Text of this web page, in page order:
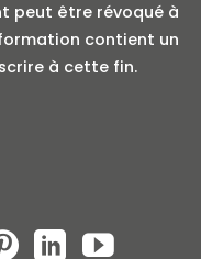
peut être révoqué à
contient un
à cette fin.